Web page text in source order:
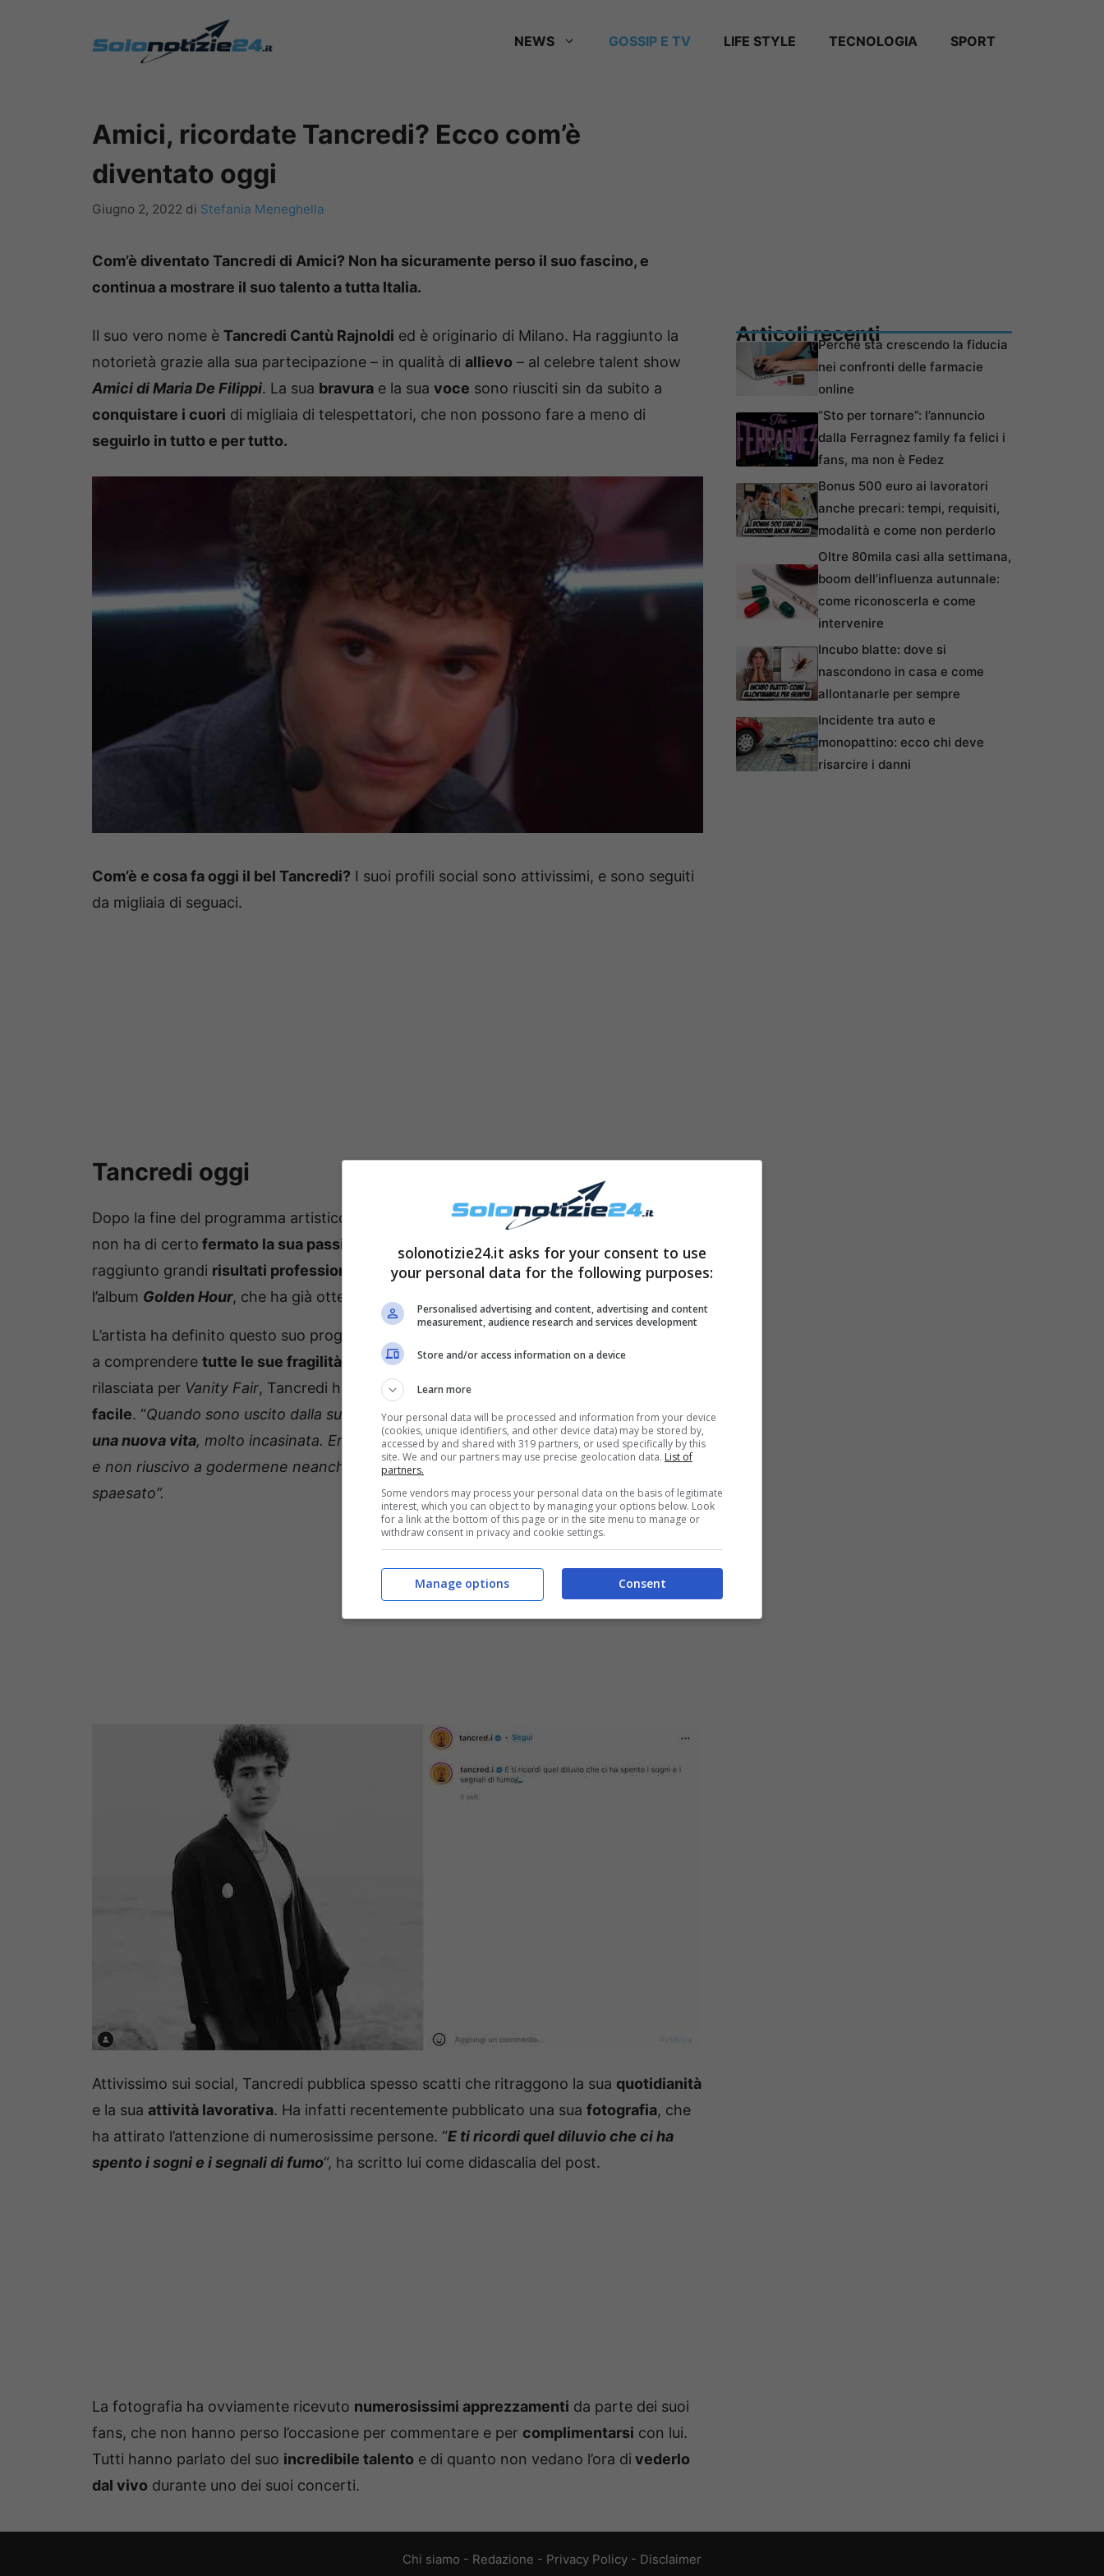
NEWS GOSSIP E TV LIFE STYLE TECNOLOGIA SPORT
Amici, ricordate Tancredi? Ecco com’è
diventato oggi
Giugno 2, 2022 di Stefania Meneghella
Com’è diventato Tancredi di Amici? Non ha sicuramente perso il suo fascino, e
continua a mostrare il suo talento a tutta Italia.
Il suo vero nome è Tancredi Cantù Rajnoldi ed è originario di Milano. Ha raggiunto la
notorietà grazie alla sua partecipazione – in qualità di allievo – al celebre talent show
Amici di Maria De Filippi. La sua bravura e la sua voce sono riusciti sin da subito a
conquistare i cuori di migliaia di telespettatori, che non possono fare a meno di
seguirlo in tutto e per tutto.
Com’è e cosa fa oggi il bel Tancredi? I suoi profili social sono attivissimi, e sono seguiti
da migliaia di seguaci.
Tancredi oggi
Dopo la fine del programma artistico che l’ha reso celebre al piccolo schermo,Tancredi
non ha di certo fermato la sua passione
. Il cantante continua infatti a fare musica, e ha
raggiunto grandi risultati professionali
: ha infatti pubblicato – con Warner Music –
l’album Golden Hour, che ha già ottenuto un enorme successo.
L’artista ha definito questo suo progetto come
a comprendere tutte le sue fragilità e ad affrontarle. Nel corso di un’intervista da lui
rilasciata per Vanity Fair, Tancredi ha infatti svelato diaver vissuto un periodo non
facile. “Quando sono uscito dalla suola di Amici“, ha raccontato lui, “mi sono ritrovato in
una nuova vita, molto incasinata. Ero circondato da lavori dasvolgere uno dietro l’altro
e non riuscivo a godermene neanche uno:era tutto così nuovoche mi aveva
spaesato”.
Attivissimo sui social, Tancredi pubblica spesso scatti che ritraggono la sua quotidianità
e la sua attività lavorativa. Ha infatti recentemente pubblicato una sua fotografia, che
ha attirato l’attenzione di numerosissime persone. “E ti ricordi quel diluvio che ci ha
spento i sogni e i segnali di fumo“, ha scritto lui come didascalia del post.
La fotografia ha ovviamente ricevuto numerosissimi apprezzamenti da parte dei suoi
fans, che non hanno perso l’occasione per commentare e per complimentarsi con lui.
Tutti hanno parlato del suo incredibile talento e di quanto non vedano l’ora di vederlo
dal vivo durante uno dei suoi concerti.
Articoli recentiPerché sta crescendo la fiducia
nei confronti delle farmacie
online
“Sto per tornare”: l’annuncio
dalla Ferragnez family fa felici i
fans, ma non è Fedez
Bonus 500 euro ai lavoratori
anche precari: tempi, requisiti,
modalità e come non perderlo
Oltre 80mila casi alla settimana,
boom dell’influenza autunnale:
come riconoscerla e come
intervenire
Incubo blatte: dove si
nascondono in casa e come
allontanarle per sempre
Incidente tra auto e
monopattino: ecco chi deve
risarcire i danni
Chi siamo - Redazione - Privacy Policy - Disclaimer
solonotizie24.it asks for your consent to use
your personal data for the following purposes:
Personalised advertising and content, advertising and content
measurement, audience research and services development
Store and/or access information on a device
Learn more
Your personal data will be processed and information from your device
(cookies, unique identifiers, and other device data) may be stored by,
accessed by and shared with 319 partners, or used specifically by this
site. We and our partners may use precise geolocation data. List of
partners.
Some vendors may process your personal data on the basis of legitimate
interest, which you can object to by managing your options below. Look
for a link at the bottom of this page or in the site menu to manage or
withdraw consent in privacy and cookie settings.
Consent
Manage options